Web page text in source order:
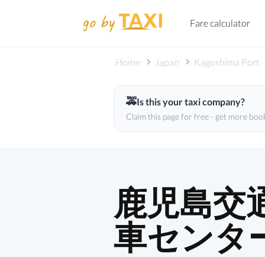
Fare calculator
Home Japan Kagoshima Port
🚕Is this your taxi company?
Claim this page for free - get more
鹿児島交
車センタ